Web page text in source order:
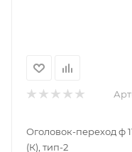
Оголовок-переход ф
(К), тип-2